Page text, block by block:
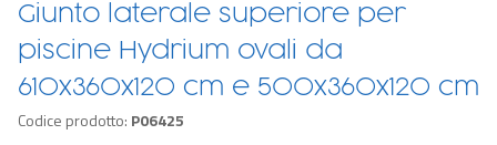
Giunto laterale superiore per
piscine Hydrium ovali da
610x360x120 cm e 500x360x120 cm
Codice prodotto: P06425